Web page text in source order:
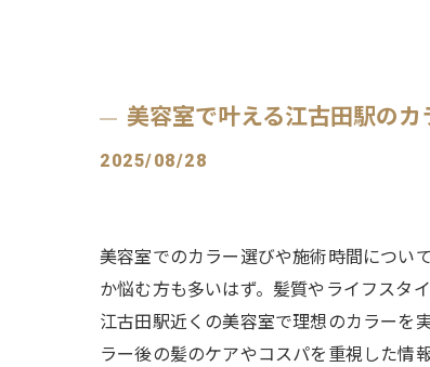
美容室で叶える江古田駅の
2025/08/28
美容室でのカラー選びや施術時間につい
か悩む方も多いはず。髪質やライフスタ
江古田駅近くの美容室で理想のカラーを
ラー後の髪のケアやコスパを重視した情